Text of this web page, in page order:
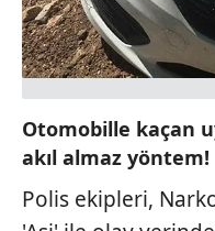
Otomobille kaçan
akıl almaz yöntem!
Polis ekipleri,